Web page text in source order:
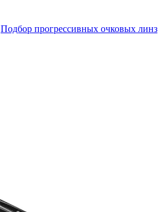
Подбор прогрессивных очковых линз